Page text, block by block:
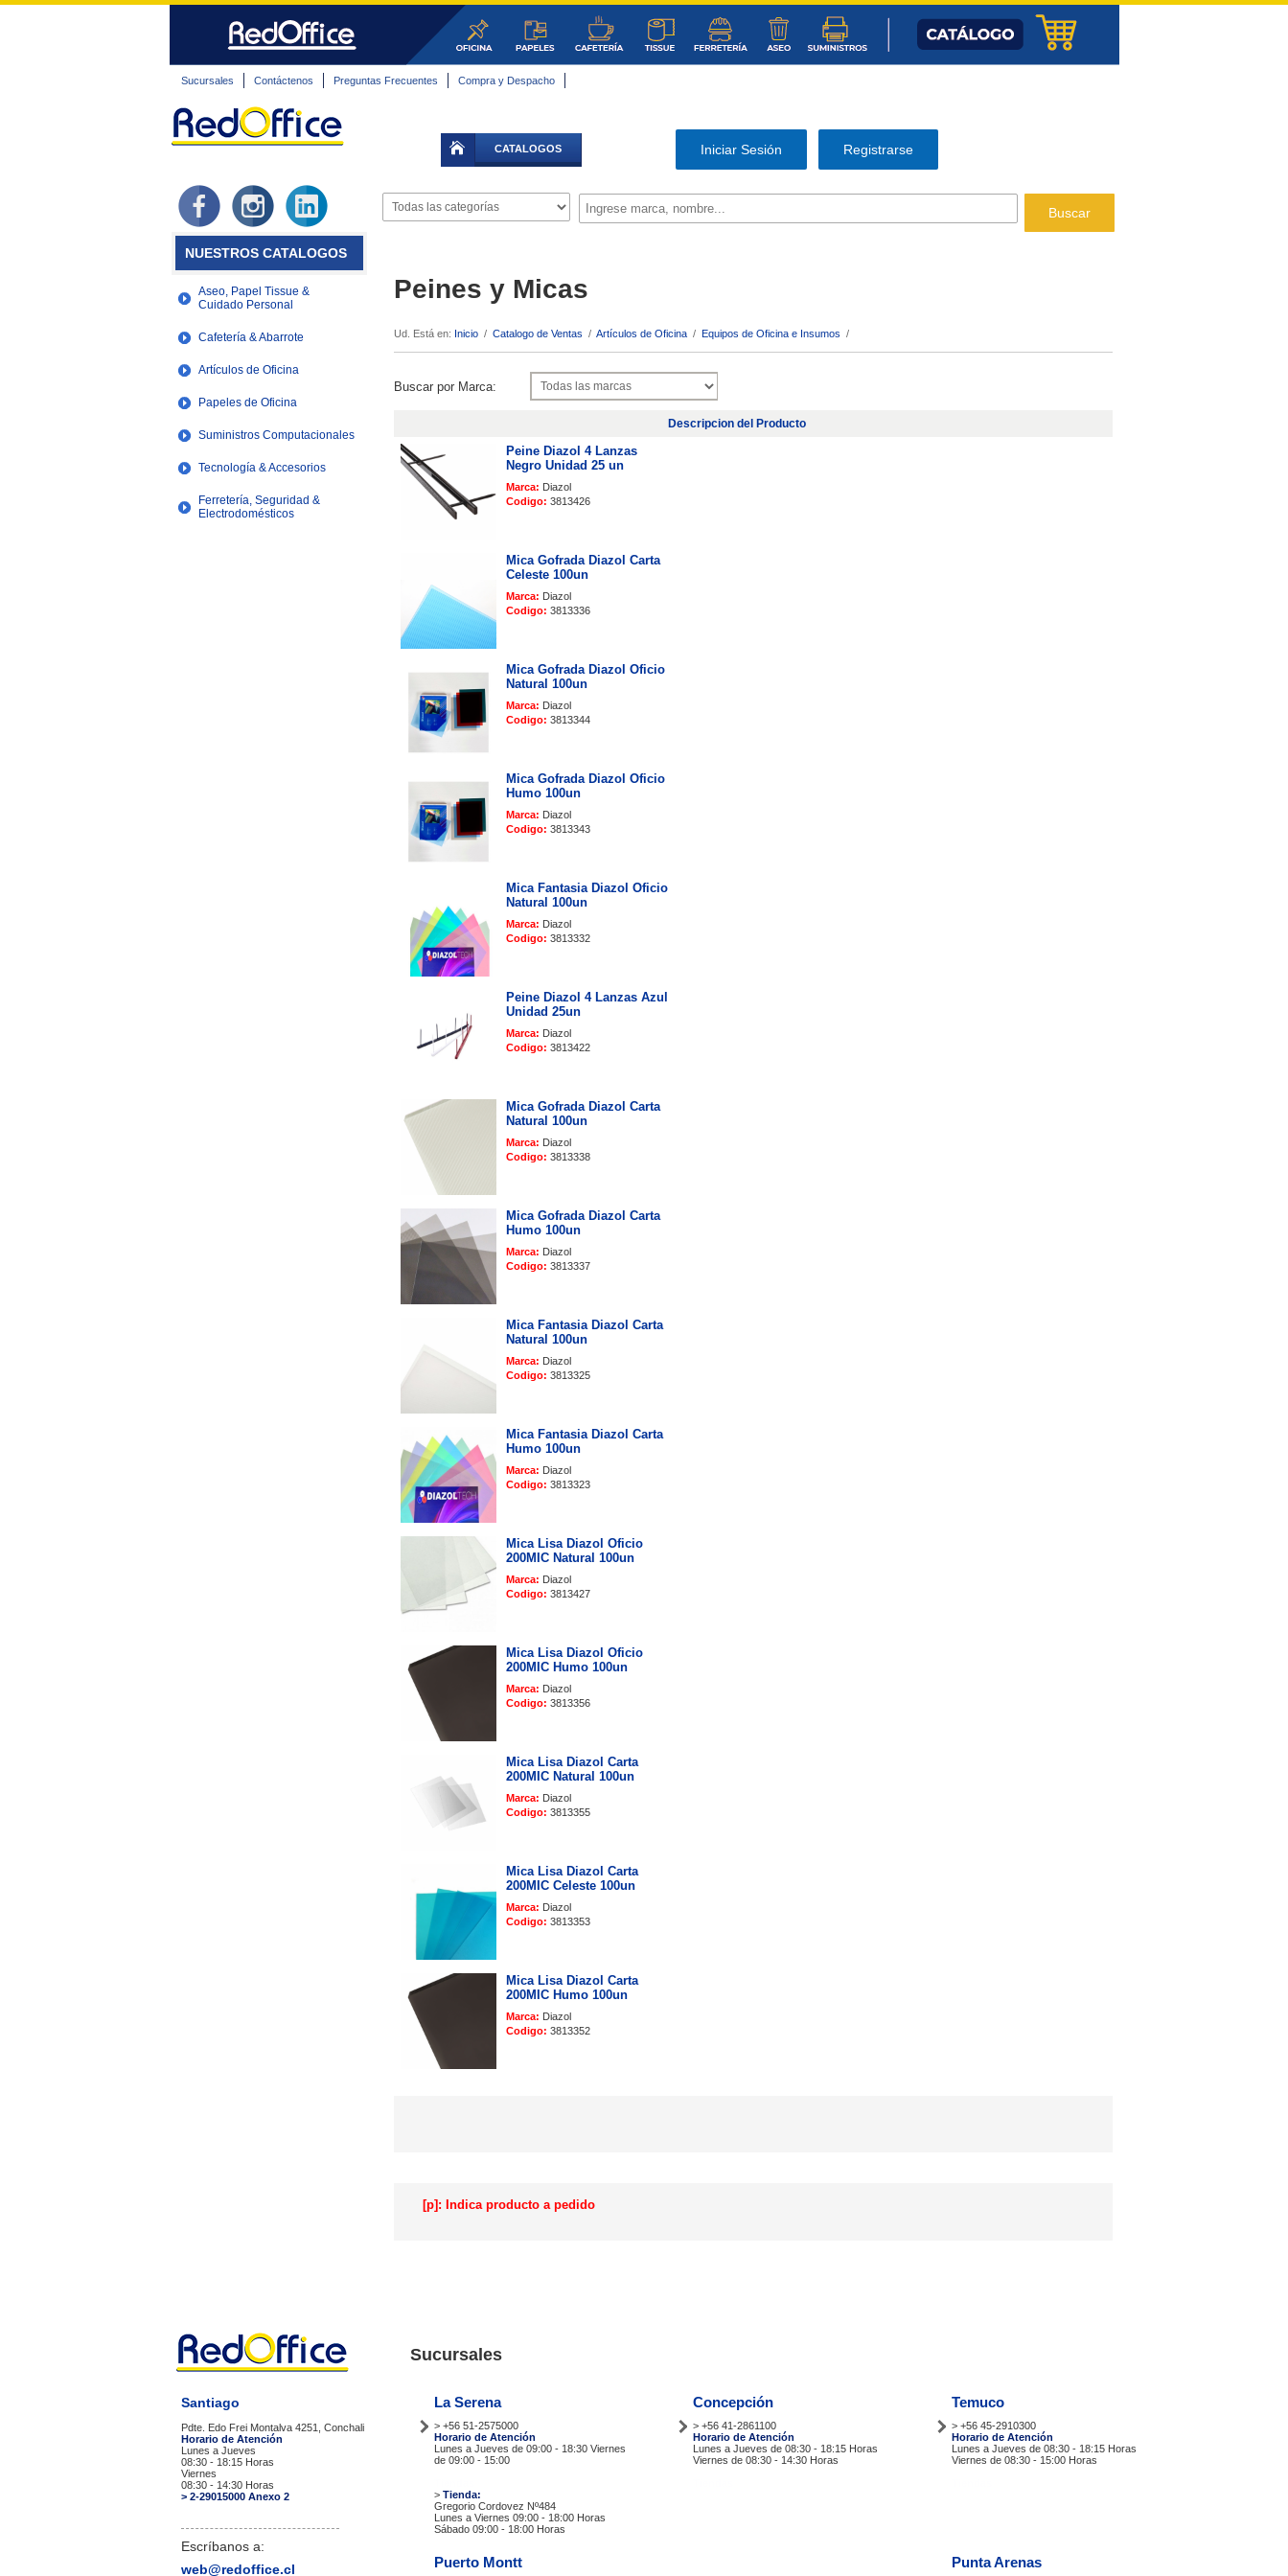
Sucursales Contáctenos Preguntas Frecuentes Compra y Despacho
Iniciar Sesión Registrarse
CATALOGOS
Buscar
NUESTROS CATALOGOS
Aseo, Papel Tissue &
Cuidado Personal
Cafetería & Abarrote
Artículos de Oficina
Papeles de Oficina
Suministros Computacionales
Tecnología & Accesorios
Ferretería, Seguridad &
Electrodomésticos
Peines y Micas
Ud. Está en: Inicio / Catalogo de Ventas / Artículos de Oficina / Equipos de Oficina e Insumos /
Buscar por Marca:
Descripcion del Producto
Peine Diazol 4 Lanzas
Negro Unidad 25 un
Marca: Diazol
Codigo: 3813426
Mica Gofrada Diazol Carta
Celeste 100un
Marca: Diazol
Codigo: 3813336
Mica Gofrada Diazol Oficio
Natural 100un
Marca: Diazol
Codigo: 3813344
Mica Gofrada Diazol Oficio
Humo 100un
Marca: Diazol
Codigo: 3813343
Mica Fantasia Diazol Oficio
Natural 100un
Marca: Diazol
Codigo: 3813332
Peine Diazol 4 Lanzas Azul
Unidad 25un
Marca: Diazol
Codigo: 3813422
Mica Gofrada Diazol Carta
Natural 100un
Marca: Diazol
Codigo: 3813338
Mica Gofrada Diazol Carta
Humo 100un
Marca: Diazol
Codigo: 3813337
Mica Fantasia Diazol Carta
Natural 100un
Marca: Diazol
Codigo: 3813325
Mica Fantasia Diazol Carta
Humo 100un
Marca: Diazol
Codigo: 3813323
Mica Lisa Diazol Oficio
200MIC Natural 100un
Marca: Diazol
Codigo: 3813427
Mica Lisa Diazol Oficio
200MIC Humo 100un
Marca: Diazol
Codigo: 3813356
Mica Lisa Diazol Carta
200MIC Natural 100un
Marca: Diazol
Codigo: 3813355
Mica Lisa Diazol Carta
200MIC Celeste 100un
Marca: Diazol
Codigo: 3813353
Mica Lisa Diazol Carta
200MIC Humo 100un
Marca: Diazol
Codigo: 3813352
[p]: Indica producto a pedido
Santiago
Pdte. Edo Frei Montalva 4251, Conchali
Horario de Atención
Lunes a Jueves
08:30 - 18:15 Horas
Viernes
08:30 - 14:30 Horas
> 2-29015000 Anexo 2
Escríbanos a:
web@redoffice.cl
Sucursales
La Serena
> +56 51-2575000
Horario de Atención
Lunes a Jueves de 09:00 - 18:30 Viernes
de 09:00 - 15:00
> Tienda:
Gregorio Cordovez Nº484
Lunes a Viernes 09:00 - 18:00 Horas
Sábado 09:00 - 18:00 Horas
Concepción
> +56 41-2861100
Horario de Atención
Lunes a Jueves de 08:30 - 18:15 Horas
Viernes de 08:30 - 14:30 Horas
Temuco
> +56 45-2910300
Horario de Atención
Lunes a Jueves de 08:30 - 18:15 Horas
Viernes de 08:30 - 15:00 Horas
Puerto Montt Punta Arenas